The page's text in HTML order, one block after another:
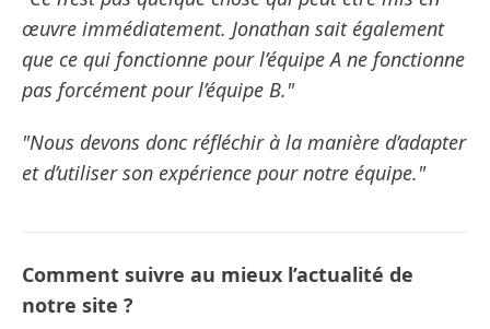
œuvre immédiatement. Jonathan sait également
que ce qui fonctionne pour l’équipe A ne fonctionne
pas forcément pour l’équipe B."
"Nous devons donc réfléchir à la manière d’adapter
et d’utiliser son expérience pour notre équipe."
Comment suivre au mieux l’actualité de
notre site ?